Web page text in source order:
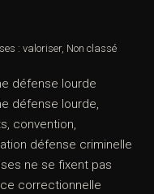
: valoriser, Non classé
défense lourde
défense lourde,
convention,
défense criminelle
ne se fixent pas
correctionnelle